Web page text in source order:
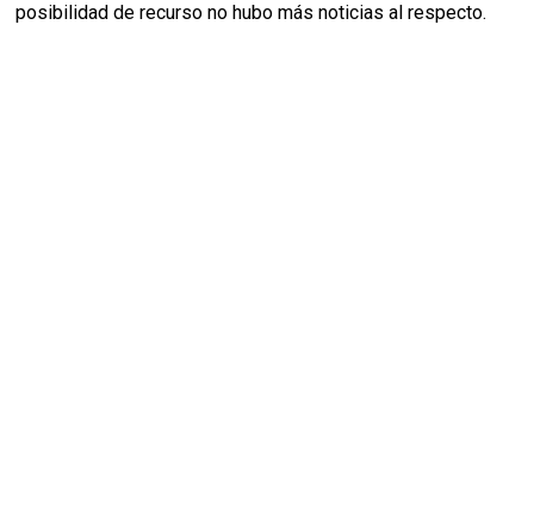
posibilidad de recurso no hubo más noticias al respecto.